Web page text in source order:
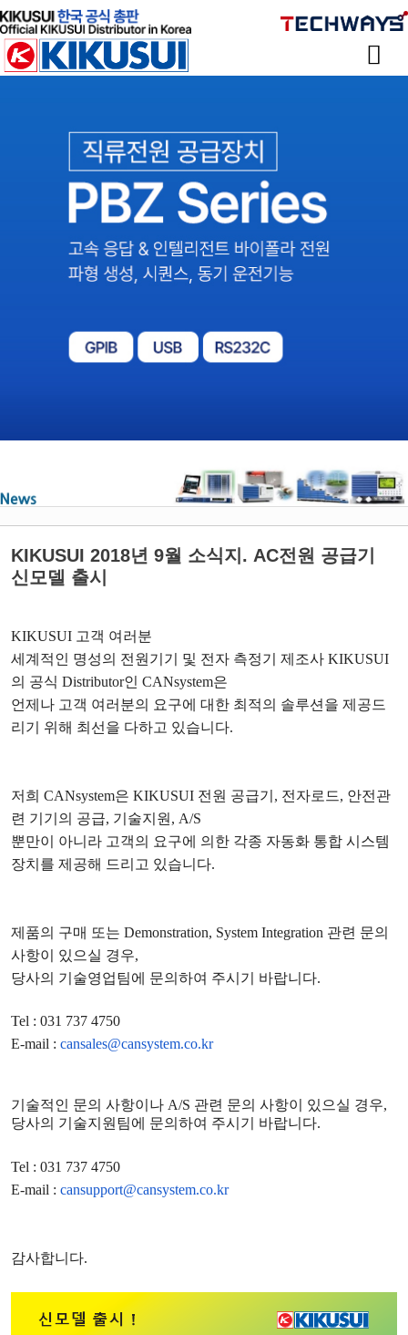
KIKUSUI 2018년 9월 소식지. AC전원 공급기
신모델 출시
KIKUSUI 고객 여러분
세계적인 명성의 전원기기 및 전자 측정기 제조사 KIKUSUI
의 공식 Distributor인 CANsystem은
언제나 고객 여러분의 요구에 대한 최적의 솔루션을 제공드
리기 위해 최선을 다하고 있습니다.
저희 CANsystem은 KIKUSUI 전원 공급기 , 전자로드, 안전관
련 기기의 공급, 기술지원 , A/S
뿐만이 아니라 고객의 요구에 의한 각종 자동화 통합 시스템
장치를 제공해 드리고 있습니다.
제품의 구매 또는 Demonstration, System Integration 관련 문의
사항이 있으실 경우,
당사의 기술영업팀에 문의하여 주시기 바랍니다.
Tel : 031 737 4750
E-mail : cansales@cansystem.co.kr
기술적인 문의 사항이나 A/S 관련 문의 사항이 있으실 경우,
당사의 기술지원팀에 문의하여 주시기 바랍니다.
Tel : 031 737 4750
E-mail : cansupport@cansystem.co.kr
감사합니다.